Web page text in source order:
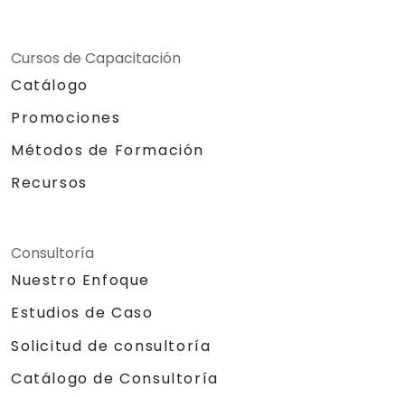
Cursos de Capacitación
Catálogo
Promociones
Métodos de Formación
Recursos
Consultoría
Nuestro Enfoque
Estudios de Caso
Solicitud de consultoría
Catálogo de Consultoría